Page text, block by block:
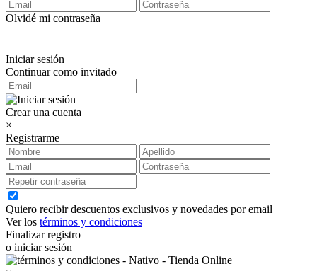
Olvidé mi contraseña
Iniciar sesión
Continuar como invitado
Crear una cuenta
×
Registrarme
Quiero recibir descuentos exclusivos y novedades por email
Ver los términos y condiciones
Finalizar registro
o iniciar sesión